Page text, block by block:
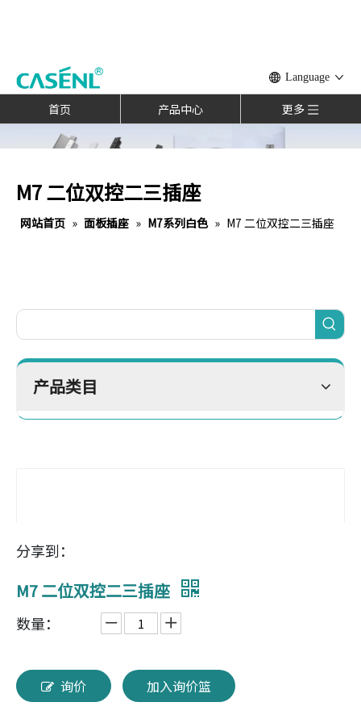
Language
首页 产品中心 更多
M7 二位双控二三插座
网站首页 » 面板插座 » M7系列白色 » M7 二位双控二三插座
产品类目
分享到：
M7 二位双控二三插座
数量：
询价 加入询价篮